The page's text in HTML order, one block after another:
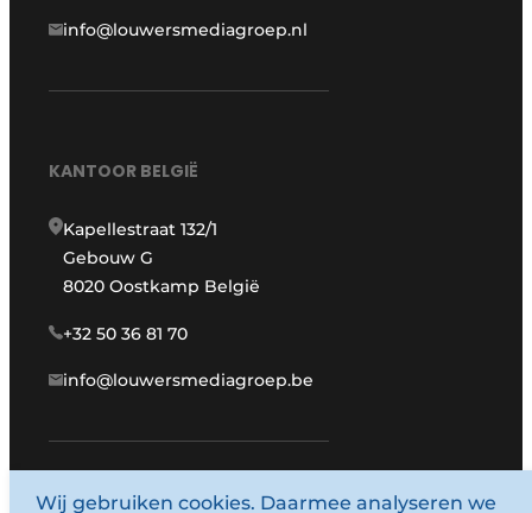
info@louwersmediagroep.nl
KANTOOR BELGIË
Kapellestraat 132/1
Gebouw G
8020 Oostkamp België
+32 50 36 81 70
info@louwersmediagroep.be
www.louwersmediagroep.com
Wij gebruiken cookies. Daarmee analyseren we